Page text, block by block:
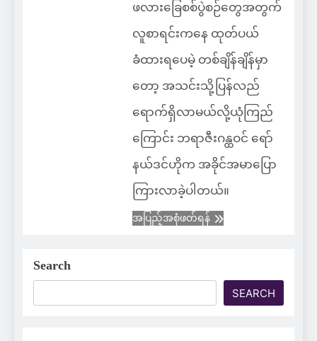
ဖလားခြေစစ်ပွဲစဉ်တွေအတွက်
လူစာရင်းကနေ ထုတ်ပယ်
ခံထားရပေမဲ့ တစ်ချိန်ချိန်မှာ
တော့ အသင်းသို့ပြန်လည်
ရောက်ရှိလာမယ်လို့ယုံကြည်
ကြောင်း ဘရာဇီးဂန္ထဝင် ရော်
နယ်ဒင်ဟိုက အခိုင်အမာပြော
ကြားလာခဲ့ပါတယ်။
အပြည့်အစုံဖတ်ရန်
Search
SEARCH